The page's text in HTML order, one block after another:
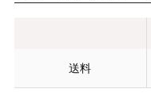
送料